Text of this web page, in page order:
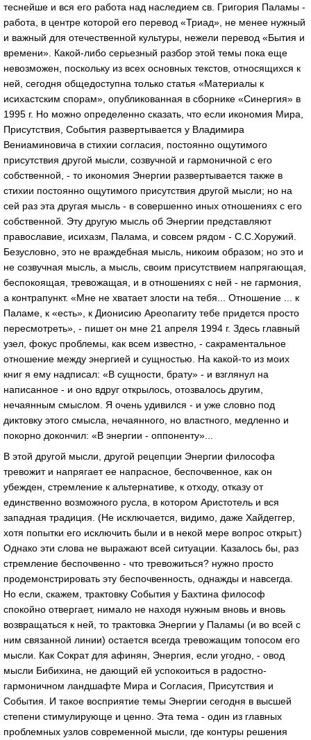
теснейше и вся его работа над наследием св. Григория Паламы -
работа, в центре которой его перевод «Триад», не менее нужный
и важный для отечественной культуры, нежели перевод «Бытия и
времени». Какой-либо серьезный разбор этой темы пока еще
невозможен, поскольку из всех основных текстов, относящихся к
ней, сегодня общедоступна только статья «Материалы к
исихастским спорам», опубликованная в сборнике «Синергия» в
1995 г. Но можно определенно сказать, что если икономия Мира,
Присутствия, События развертывается у Владимира
Вениаминовича в стихии согласия, постоянно ощутимого
присутствия другой мысли, созвучной и гармоничной с его
собственной, - то икономия Энергии развертывается также в
стихии постоянно ощутимого присутствия другой мысли; но на
сей раз эта другая мысль - в совершенно иных отношениях с его
собственной. Эту другую мысль об Энергии представляют
православие, исихазм, Палама, и совсем рядом - С.С.Хоружий.
Безусловно, это не враждебная мысль, никоим образом; но это и
не созвучная мысль, а мысль, своим присутствием напрягающая,
беспокоящая, тревожащая, и в отношениях с ней - не гармония,
а контрапункт. «Мне не хватает злости на тебя... Отношение ... к
Паламе, к «есть», к Дионисию Ареопагиту тебе придется просто
пересмотреть», - пишет он мне 21 апреля 1994 г. Здесь главный
узел, фокус проблемы, как всем известно, - сакраментальное
отношение между энергией и сущностью. На какой-то из моих
книг я ему надписал: «В сущности, брату» - и взглянул на
написанное - и оно вдруг открылось, отозвалось другим,
нечаянным смыслом. Я очень удивился - и уже словно под
диктовку этого смысла, нечаянного, но властного, медленно и
покорно докончил: «В энергии - оппоненту»...
В этой другой мысли, другой рецепции Энергии философа
тревожит и напрягает ее напрасное, беспочвенное, как он
убежден, стремление к альтернативе, к отходу, отказу от
единственно возможного русла, в котором Аристотель и вся
западная традиция. (Не исключается, видимо, даже Хайдеггер,
хотя попытки его исключить были и в некой мере вопрос открыт.)
Однако эти слова не выражают всей ситуации. Казалось бы, раз
стремление беспочвенно - что тревожиться? нужно просто
продемонстрировать эту беспочвенность, однажды и навсегда.
Но если, скажем, трактовку События у Бахтина философ
спокойно отвергает, нимало не находя нужным вновь и вновь
возвращаться к ней, то трактовка Энергии у Паламы (и во всей с
ним связанной линии) остается всегда тревожащим топосом его
мысли. Как Сократ для афинян, Энергия, если угодно, - овод
мысли Бибихина, не дающий ей успокоиться в радостно-
гармоничном ландшафте Мира и Согласия, Присутствия и
События. И такое восприятие темы Энергии сегодня в высшей
степени стимулирующе и ценно. Эта тема - один из главных
проблемных узлов современной мысли, где контуры решения